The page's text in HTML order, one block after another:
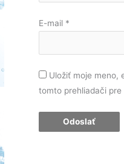
E-mail *
Uložiť moje meno,
tomto prehliadači